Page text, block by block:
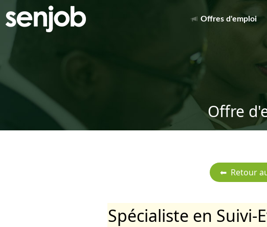
Offres d'emploi
Offre
Spécialiste en Suivi-